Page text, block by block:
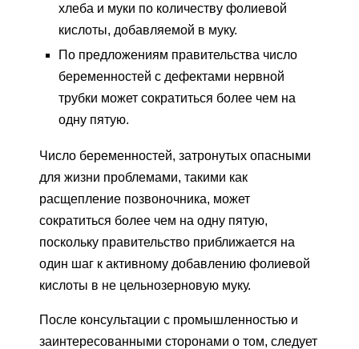
хлеба и муки по количеству фолиевой
кислоты, добавляемой в муку.
По предложениям правительства число
беременностей с дефектами нервной
трубки может сократиться более чем на
одну пятую.
Число беременностей, затронутых опасными
для жизни проблемами, такими как
расщепление позвоночника, может
сократиться более чем на одну пятую,
поскольку правительство приближается на
один шаг к активному добавлению фолиевой
кислоты в не цельнозерновую муку.
После консультации с промышленностью и
заинтересованными сторонами о том, следует